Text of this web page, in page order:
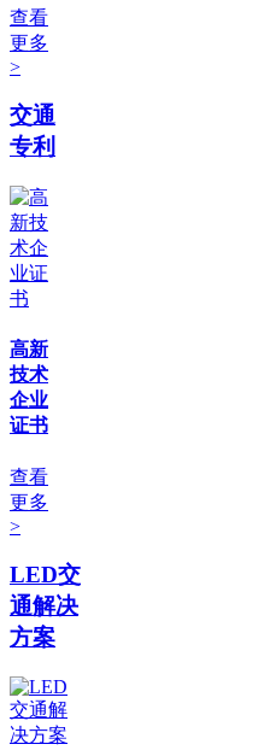
查看
更多
>
交通
专利
高新
技术
企业
证书
查看
更多
>
LED交
通解决
方案